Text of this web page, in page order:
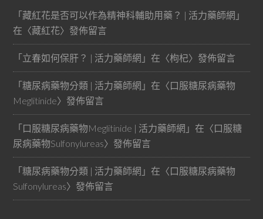
「藏紅花是否可以作為精神科輔助用藥？ | 活力藥師網 」
在〈藏紅花〉發佈留言
「立春如何保肝？ | 活力藥師網 」在〈枸杞〉發佈留言
「糖尿病藥物分類 | 活力藥師網 」在〈口服糖尿病藥物
Meglitinide〉發佈留言
「口服糖尿病藥物Meglitinide | 活力藥師網 」在〈口服糖
尿病藥物Sulfonylureas〉發佈留言
「糖尿病藥物分類 | 活力藥師網 」在〈口服糖尿病藥物
Sulfonylureas〉發佈留言